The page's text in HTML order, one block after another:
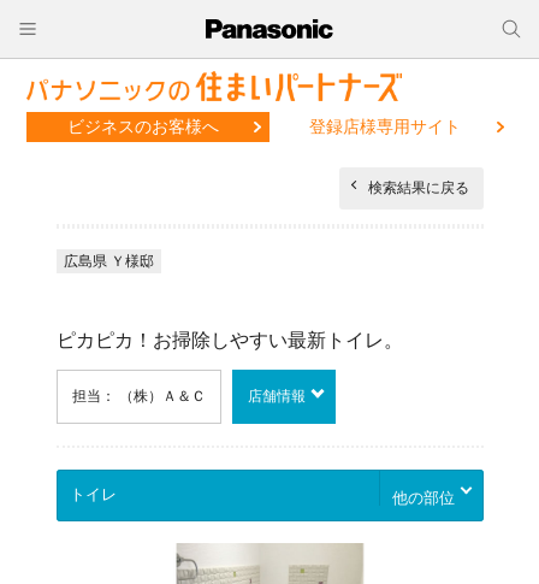
ビジネスのお客様へ 登録店様専用サイト
検索結果に戻る
広島県 Ｙ様邸
ピカピカ！お掃除しやすい最新トイレ。
担当： （株）Ａ＆Ｃ 店舗情報
他の部位